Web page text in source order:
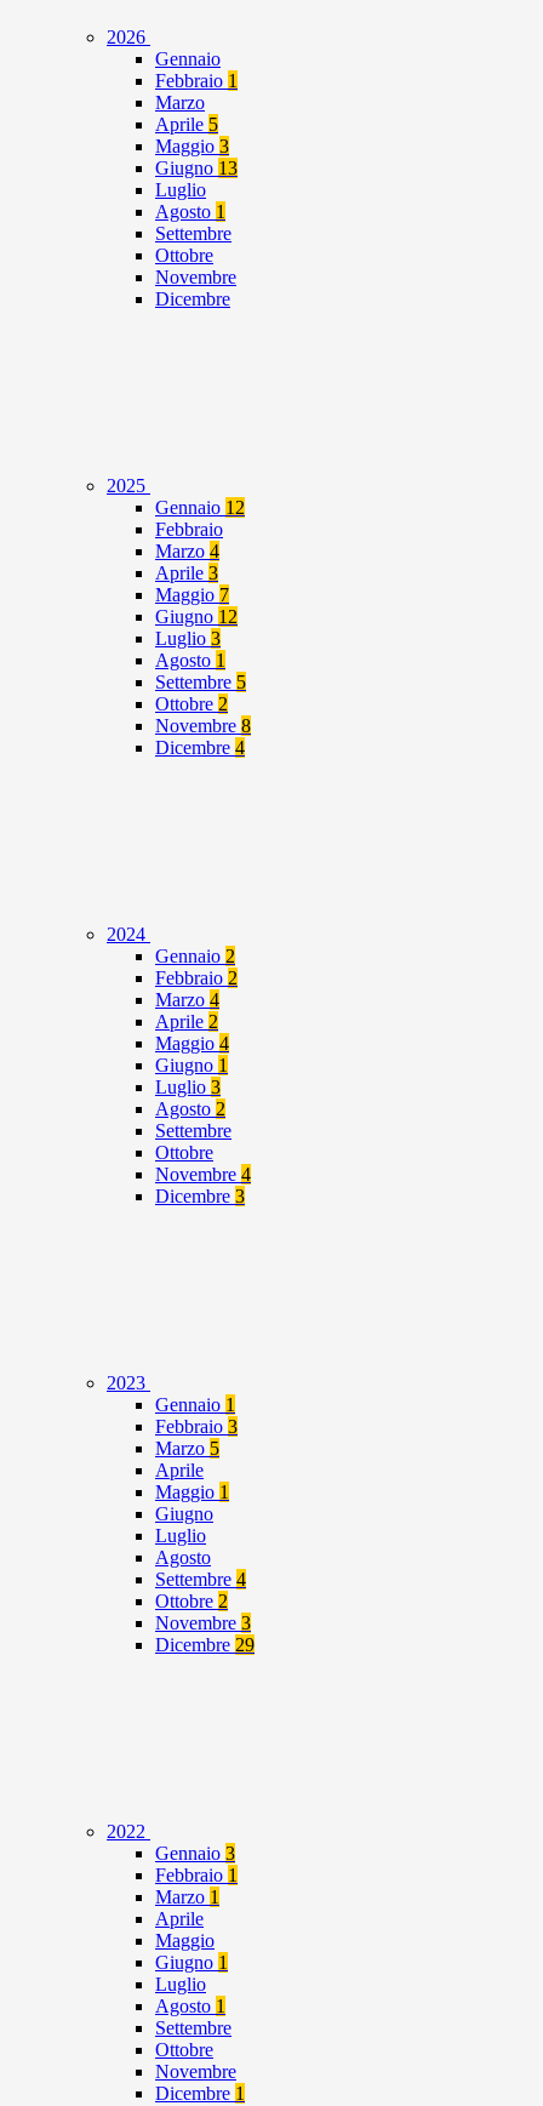
2026
Gennaio
Febbraio 1
Marzo
Aprile 5
Maggio 3
Giugno 13
Luglio
Agosto 1
Settembre
Ottobre
Novembre
Dicembre
2025
Gennaio 12
Febbraio
Marzo 4
Aprile 3
Maggio 7
Giugno 12
Luglio 3
Agosto 1
Settembre 5
Ottobre 2
Novembre 8
Dicembre 4
2024
Gennaio 2
Febbraio 2
Marzo 4
Aprile 2
Maggio 4
Giugno 1
Luglio 3
Agosto 2
Settembre
Ottobre
Novembre 4
Dicembre 3
2023
Gennaio 1
Febbraio 3
Marzo 5
Aprile
Maggio 1
Giugno
Luglio
Agosto
Settembre 4
Ottobre 2
Novembre 3
Dicembre 29
2022
Gennaio 3
Febbraio 1
Marzo 1
Aprile
Maggio
Giugno 1
Luglio
Agosto 1
Settembre
Ottobre
Novembre
Dicembre 1